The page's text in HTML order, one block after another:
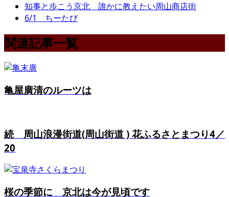
知事と歩こう京北 誰かに教えたい周山商店街
6/1 ちーたび
関連記事一覧
亀屋廣清のルーツは
続 周山浪漫街道(周山街道 ) 花ふるさとまつり4／
20
桜の季節に 京北は今が見頃です